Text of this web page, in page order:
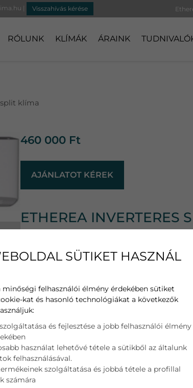
| Visszahívás kérése
RÓLUNK KLÍMÁK ÁRAINK
klíma
460 000Ft
AJÁNLATOT KÉREK
ETHEREA INVERTERES
Hűtési teljesítmény
Energiaosztály
Zajszint (kültéri)
Méretek (beltéri)
Méretek (kültéri)
Súly (beltéri)
Súly (kültéri)
SÜTIKET HASZNÁL
minőségi felhasználói élmény érdekében sütiket
kat és hasonló technológiákat a következők
és fejlesztése a jobb felhasználói élmény
használat lehetővé tétele a sütikből az általunk
felhasználásával.
szolgáltatása és jobbá tétele a profillal
számára